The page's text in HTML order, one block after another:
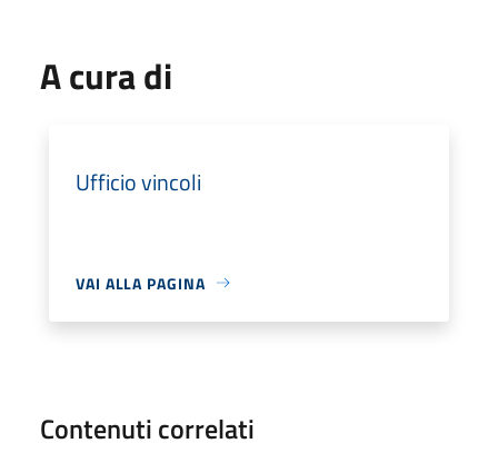
A cura di
Ufficio vincoli
VAI ALLA PAGINA
Contenuti correlati